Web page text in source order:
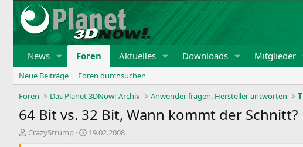
News Foren Aktuelles Downloads Mitglieder
Neue Beiträge
Foren durchsuchen
Foren
Das Planet 3DNow! Archiv Anwender fragen, Hersteller antworten
64 Bit vs. 32 Bit, Wann kommt der Schnitt?
E
CrazyStrump
E19.02.2008